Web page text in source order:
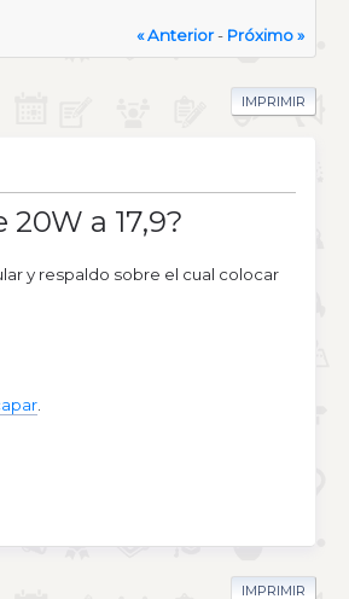
« Anterior- Próximo »
IMPRIMIR
a 17,9?
y respaldo sobre el cual colocar
IMPRIMIR